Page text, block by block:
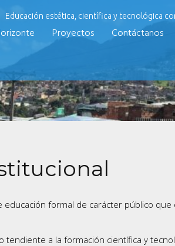
Educación estética, científica y tecnológica
Proyectos Contáctanos
educación formal de carácter público
a la formación científica y